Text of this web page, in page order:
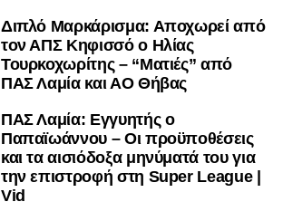
Διπλό Μαρκάρισμα: Αποχωρεί από
τον ΑΠΣ Κηφισσό ο Ηλίας
Τουρκοχωρίτης – “Ματιές” από
ΠΑΣ Λαμία και ΑΟ Θήβας
ΠΑΣ Λαμία: Εγγυητής ο
Παπαϊωάννου – Οι προϋποθέσεις
και τα αισιόδοξα μηνύματά του για
την επιστροφή στη Super League |
Vid